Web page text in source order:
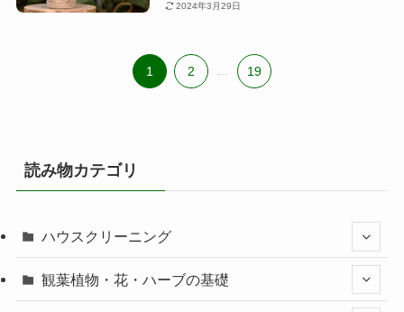
2024年3月29日
1 2 ... 19
読み物カテゴリ
ハウスクリーニング
観葉植物・花・ハーブの基礎